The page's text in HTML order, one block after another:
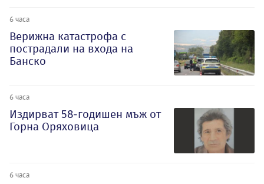
6 часа
Верижна катастрофа с
пострадали на входа на
Банско
6 часа
Издирват 58-годишен мъж от
Горна Оряховица
6 часа